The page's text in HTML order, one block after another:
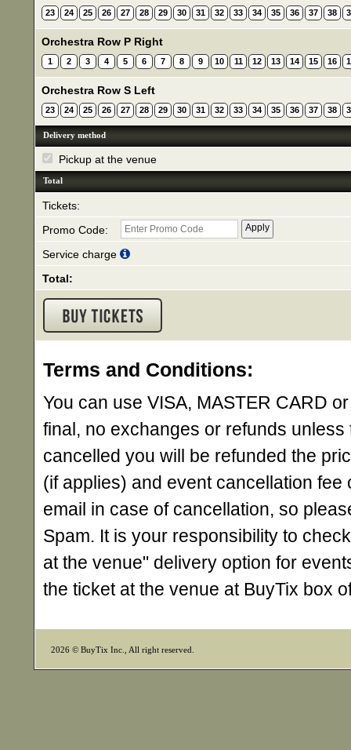
23 24 25 26 27 28 29 30 31 32 33 34 35 36 37 38
Orchestra Row P Right
1 2 3 4 5 6 7 8 9 10 11 12 13 14 15 16
Orchestra Row S Left
23 24 25 26 27 28 29 30 31 32 33 34 35 36 37 38
Delivery method
Pickup at the venue
Total
Tickets:
Promo Code:
Service charge
Total:
Terms and Conditions:
You can use VISA, MASTER CARD
final, no exchanges or refunds
cancelled you will be refunded the
(if applies) and event cancellation
email in case of cancellation, so
Spam. It is your responsibility to
at the venue" delivery option for
the ticket at the venue at BuyTix box
2026 © BuyTix Inc., All right reserved.